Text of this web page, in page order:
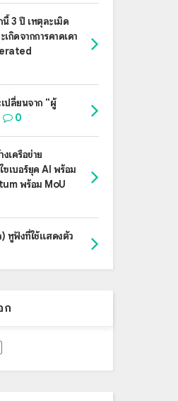
3 ปี เหตุละเมิด
กิดจากการคาดเดา
ปลี่ยนจาก "ผู้
0
เครือข่าย
เบอร์ยุค AI พร้อม
พร้อม MoU
หูฟังที่ใช้แสดงตัว
ก